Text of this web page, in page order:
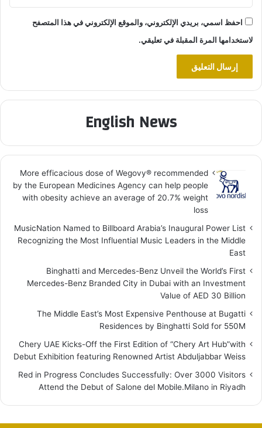
احفظ اسمي، بريدي الإلكتروني، والموقع الإلكتروني في هذا المتصفح
لاستخدامها المرة المقبلة في تعليقي.
English News
More efficacious dose of Wegovy®️ recommended
by the European Medicines Agency can help people
with obesity achieve an average of 20.7% weight
loss
MusicNation Named to Billboard Arabia’s Inaugural Power List
Recognizing the Most Influential Music Leaders in the Middle
East
Binghatti and Mercedes-Benz Unveil the World’s First
Mercedes-Benz Branded City in Dubai with an Investment
Value of AED 30 Billion
The Middle East’s Most Expensive Penthouse at Bugatti
Residences by Binghatti Sold for 550M
Chery UAE Kicks-Off the First Edition of “Chery Art Hub”with
Debut Exhibition featuring Renowned Artist Abduljabbar Weiss
Red in Progress Concludes Successfully: Over 3000 Visitors
Attend the Debut of Salone del Mobile.Milano in Riyadh